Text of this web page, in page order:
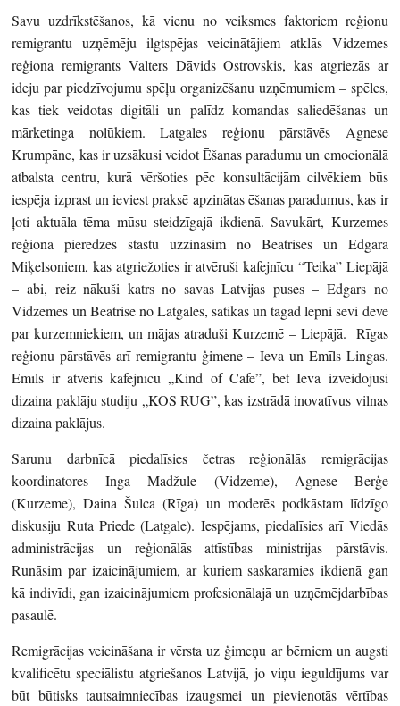
Savu uzdrīkstēšanos, kā vienu no veiksmes faktoriem reģionu
remigrantu uzņēmēju ilgtspējas veicinātājiem atklās Vidzemes
reģiona remigrants Valters Dāvids Ostrovskis, kas atgriezās ar
ideju par piedzīvojumu spēļu organizēšanu uzņēmumiem – spēles,
kas tiek veidotas digitāli un palīdz komandas saliedēšanas un
mārketinga nolūkiem. Latgales reģionu pārstāvēs Agnese
Krumpāne, kas ir uzsākusi veidot Ēšanas paradumu un emocionālā
atbalsta centru, kurā vēršoties pēc konsultācijām cilvēkiem būs
iespēja izprast un ieviest praksē apzinātas ēšanas paradumus, kas ir
ļoti aktuāla tēma mūsu steidzīgajā ikdienā. Savukārt, Kurzemes
reģiona pieredzes stāstu uzzināsim no Beatrises un Edgara
Miķelsoniem, kas atgriežoties ir atvēruši kafejnīcu “Teika” Liepājā
– abi, reiz nākuši katrs no savas Latvijas puses – Edgars no
Vidzemes un Beatrise no Latgales, satikās un tagad lepni sevi dēvē
par kurzemniekiem, un mājas atraduši Kurzemē – Liepājā. Rīgas
reģionu pārstāvēs arī remigrantu ģimene – Ieva un Emīls Lingas.
Emīls ir atvēris kafejnīcu „Kind of Cafe”, bet Ieva izveidojusi
dizaina paklāju studiju „KOS RUG”, kas izstrādā inovatīvus vilnas
dizaina paklājus.
Sarunu darbnīcā piedalīsies četras reģionālās remigrācijas
koordinatores Inga Madžule (Vidzeme), Agnese Berģe
(Kurzeme), Daina Šulca (Rīga) un moderēs podkāstam līdzīgo
diskusiju Ruta Priede (Latgale). Iespējams, piedalīsies arī Viedās
administrācijas un reģionālās attīstības ministrijas pārstāvis.
Runāsim par izaicinājumiem, ar kuriem saskaramies ikdienā gan
kā indivīdi, gan izaicinājumiem profesionālajā un uzņēmējdarbības
pasaulē.
Remigrācijas veicināšana ir vērsta uz ģimeņu ar bērniem un augsti
kvalificētu speciālistu atgriešanos Latvijā, jo viņu ieguldījums var
būt būtisks tautsaimniecības izaugsmei un pievienotās vērtības